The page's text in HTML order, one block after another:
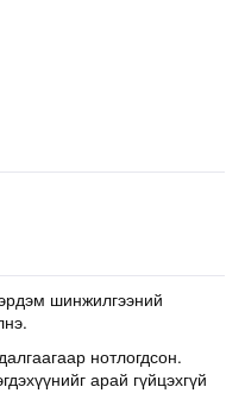
шинжилгээний
нотлогдсон.
арай гүйцэхгүй